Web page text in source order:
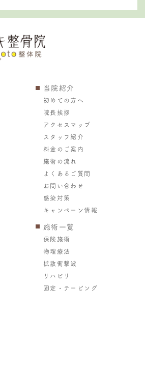
当院紹介
初めての方へ
院長挨拶
アクセスマップ
スタッフ紹介
料金のご案内
施術の流れ
よくあるご質問
お問い合わせ
感染対策
キャンペーン情報
施術一覧
保険施術
物理療法
拡散衝撃波
リハビリ
固定・テーピング